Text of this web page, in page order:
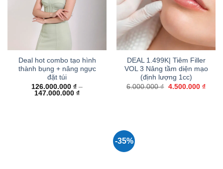
Deal hot combo tạo hình
thành bụng + nâng ngực
đặt túi
126.000.000 ₫ –
147.000.000 ₫Khoảng
DEAL 1.499K| Tiêm Filler
VOL 3 Nâng tầm diện mạo
(định lượng 1cc)
6.000.000₫ Giá
4.500.000 ₫Giá
-35%